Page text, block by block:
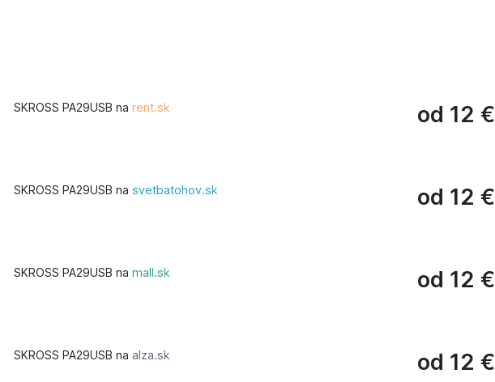
SKROSS PA29USB na rent.sk od 12 €
SKROSS PA29USB na svetbatohov.sk od 12 €
SKROSS PA29USB na mall.sk od 12 €
SKROSS PA29USB na alza.sk od 12 €